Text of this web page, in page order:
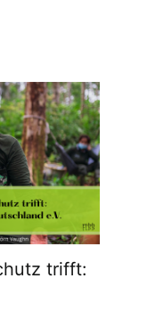
trifft: